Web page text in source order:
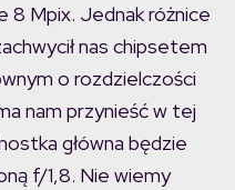
8 Mpix. Jednak różnice
nas chipsetem
o rozdzielczości
nam przynieść w tej
główna będzie
f/1,8. Nie wiemy